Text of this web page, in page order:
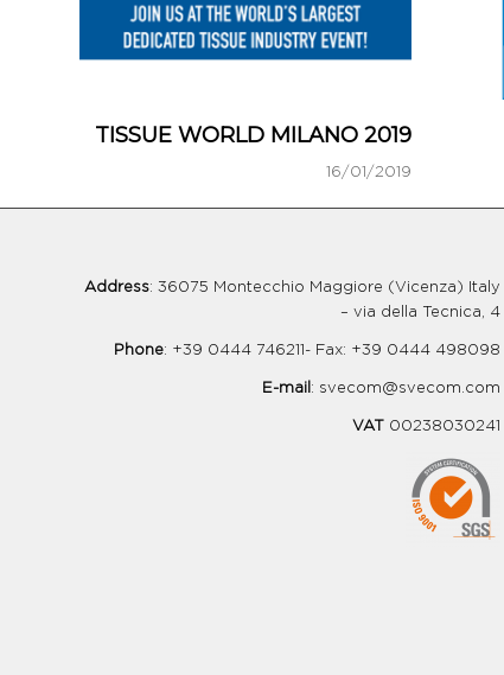
TISSUE WORLD MILANO 2019
16/01/2019
Address: 36075 Montecchio Maggiore (Vicenza) Italy
– via della Tecnica, 4
Phone: +39 0444 746211- Fax: +39 0444 498098
E-mail : svecom@svecom.com
VAT 00238030241